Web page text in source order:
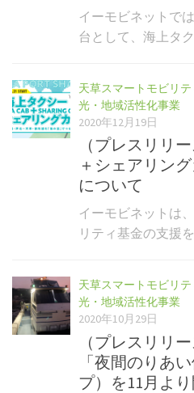
イーモビネットで
台として、海上タ
天草スマートモビリテ
光・地域活性化事業
2020年12月19日
（プレスリリ
＋シェアリン
について
イーモビネットは
リティ基金の支援
天草スマートモビリテ
光・地域活性化事業
2020年10月29日
（プレスリリ
「夜間のりあ
プ）を11月よ